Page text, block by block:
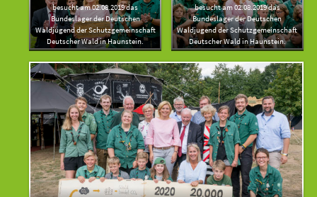
besucht am 02.08.2019 das
Bundeslager der Deutschen
Waldjugend der Schutzgemeinschaft
Deutscher Wald in Haunstein.
besucht am 02.08.2019 das
Bundeslager der Deutschen
Waldjugend der Schutzgemeinschaft
Deutscher Wald in Haunstein.